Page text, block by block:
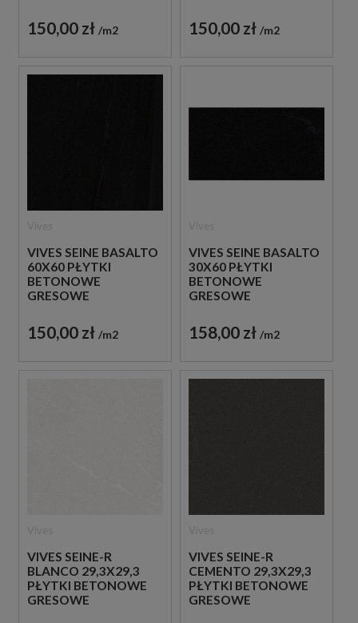
150,00 zł m2 150,00 zł m2
VIVES SEINE BASALTO
60X60 PŁYTKI
BETONOWE
GRESOWE
150,00 zł m2
VIVES SEINE BASALTO
30X60 PŁYTKI
BETONOWE
GRESOWE
158,00 zł m2
VIVES SEINE-R
BLANCO 29,3X29,3
PŁYTKI BETONOWE
GRESOWE
VIVES SEINE-R
CEMENTO 29,3X29,3
PŁYTKI BETONOWE
GRESOWE